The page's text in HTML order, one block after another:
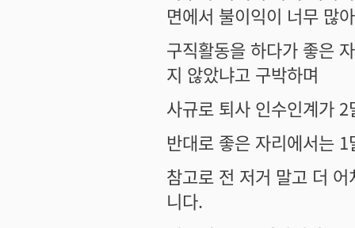
면에서 불이익이 너무 많아
구직활동을 하다가 좋은
지 않았냐고 구박하며
사규로 퇴사 인수인계가
반대로 좋은 자리에서는
참고로 전 저거 말고 더
니다.